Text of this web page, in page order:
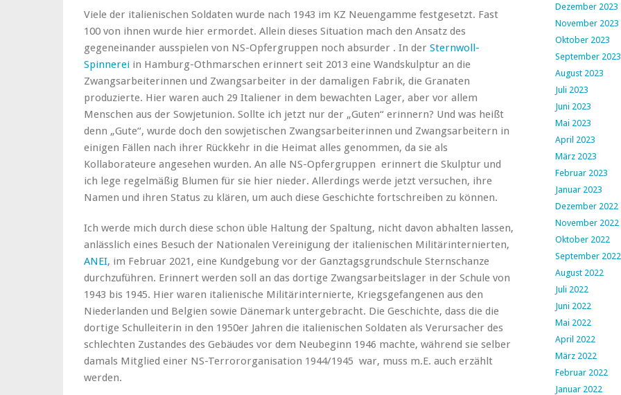
Viele der italienischen Soldaten wurde nach 1943 im KZ Neuengamme festgesetzt. Fast
100 von ihnen wurde hier ermordet. Allein dieses Situation mach den Ansatz des
gegeneinander ausspielen von NS-Opfergruppen noch absurder . In der Sternwoll-
Spinnerei in Hamburg-Othmarschen erinnert seit 2013 eine Wandskulptur an die
Zwangsarbeiterinnen und Zwangsarbeiter in der damaligen Fabrik, die Granaten
produzierte. Hier waren auch 29 Italiener in dem bewachten Lager, aber vor allem
Menschen aus der Sowjetunion. Sollte ich jetzt nur der „Guten“ erinnern? Und was heißt
denn „Gute“, wurde doch den sowjetischen Zwangsarbeiterinnen und Zwangsarbeitern in
einigen Fällen nach ihrer Rückkehr in die Heimat alles genommen, da sie als
Kollaborateure angesehen wurden. An alle NS-Opfergruppen erinnert die Skulptur und
ich lege regelmäßig Blumen für sie hier nieder. Allerdings werde jetzt versuchen, ihre
Namen und ihren Status zu klären, um auch diese Geschichte fortschreiben zu können.
Ich werde mich durch diese schon üble Haltung der Spaltung, nicht davon abhalten lassen,
anlässlich eines Besuch der Nationalen Vereinigung der italienischen Militärinternierten,
ANEI, im Februar 2021, eine Kundgebung vor der Ganztagsgrundschule Sternschanze
durchzuführen. Erinnert werden soll an das dortige Zwangsarbeitslager in der Schule von
1943 bis 1945. Hier waren italienische Militärinternierte, Kriegsgefangenen aus den
Niederlanden und Belgien sowie Dänemark untergebracht. Die Geschichte, dass die die
dortige Schulleiterin in den 1950er Jahren die italienischen Soldaten als Verursacher des
schlechten Zustandes des Gebäudes vor dem Neubeginn 1946 machte, während sie selber
damals Mitglied einer NS-Terrororganisation 1944/1945 war, muss m.E. auch erzählt
werden.
Dezember 2023
November 2023
Oktober 2023
September 2023
August 2023
Juli 2023
Juni 2023
Mai 2023
April 2023
März 2023
Februar 2023
Januar 2023
Dezember 2022
November 2022
Oktober 2022
September 2022
August 2022
Juli 2022
Juni 2022
Mai 2022
April 2022
März 2022
Februar 2022
Januar 2022